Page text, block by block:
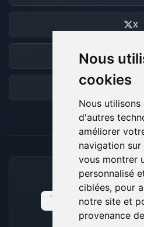
Nous
cookies
Nous
d'autres
améliorer
navigation
vous montrer
personnalisé
ciblées, pour
notre site et
provenance
X
Forum
MOYENS DE